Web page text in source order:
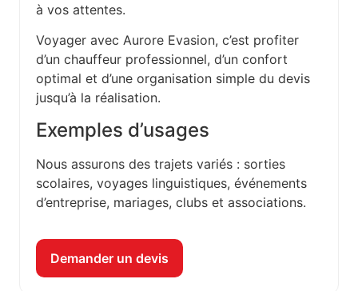
à vos attentes.
Voyager avec Aurore Evasion, c’est profiter
d’un chauffeur professionnel, d’un confort
optimal et d’une organisation simple du devis
jusqu’à la réalisation.
Exemples d’usages
Nous assurons des trajets variés : sorties
scolaires, voyages linguistiques, événements
d’entreprise, mariages, clubs et associations.
Demander un devis